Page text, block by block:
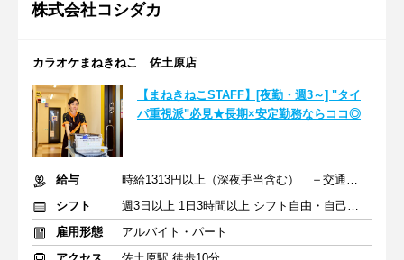
株式会社コシダカ
カラオケまねきねこ 佐土原店
【まねきねこSTAFF】[夜勤・週3～] "タイ
パ重視派"必見★長期×安定勤務ならココ◎
給与
時給1313円以上（深夜手当含む） ＋交通費支給
シフト
週3日以上 1日3時間以上 シフト自由・自己申告
雇用形態
アルバイト・パート